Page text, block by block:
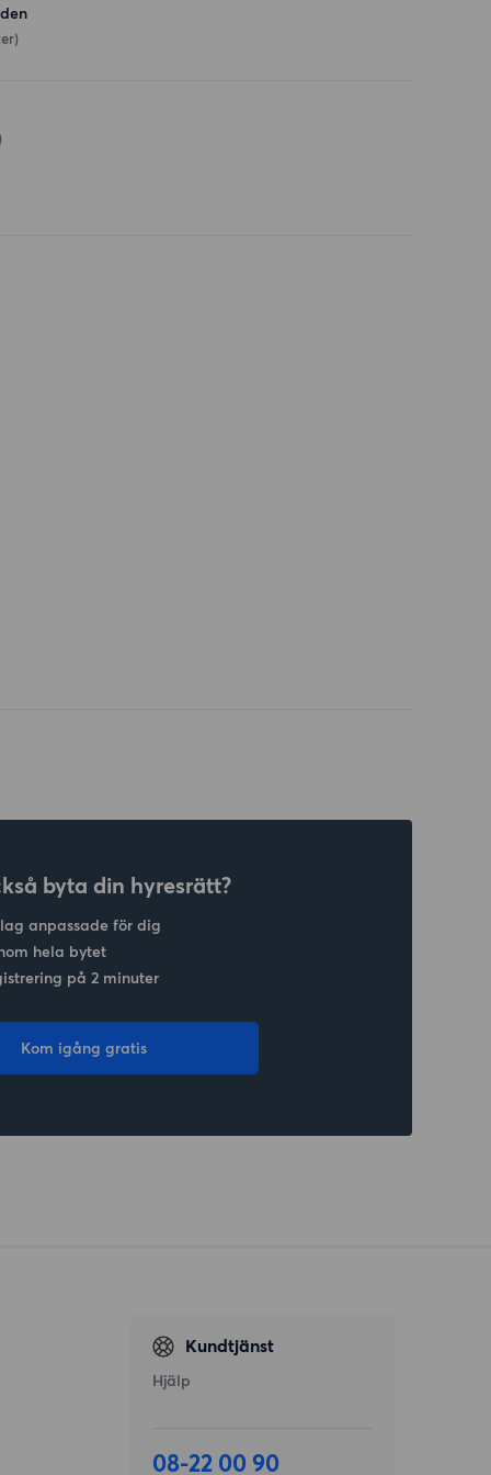
byta din hyresrätt?
anpassade för dig
hela bytet
på 2 minuter
Kom igång gratis
Kundtjänst
Hjälp
08-22 00 90